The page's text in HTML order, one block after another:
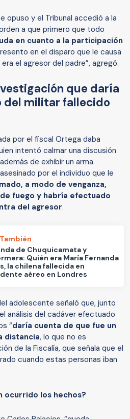
opuso y el Tribunal accedió a la
a que primero que todo
en cuanto a la participación
en el disparo que le causa
el agresor del padre”, agregó.
que daría
del militar fallecido
por el fiscal Ortega daba
intentó calmar una discusión
de exhibir un arma
por el individuo que le
a modo de venganza,
fuego y habría efectuado
del agresor.
de Chuquicamata y
Quién era María Fernanda
la chilena fallecida en
aéreo en Londres
adolescente señaló que, junto
análisis del cadáver efectuado
“daría cuenta de que fue un
distancia, lo que no es
de la Fiscalía, que señala que el
cuando estas personas iban
ocurrido los hechos?